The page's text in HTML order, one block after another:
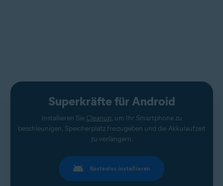
Superkräfte für Android
Installieren Sie Cleanup, um Ihr Smartphone zu
beschleunigen, Speicherplatz freizugeben und die Akkulaufzeit
zu verlängern.
Kostenlos installieren